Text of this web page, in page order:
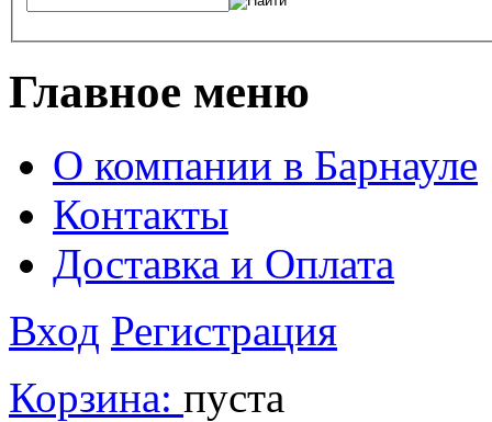
Главное меню
О компании в Барнауле
Контакты
Доставка и Оплата
Вход Регистрация
Корзина: пуста